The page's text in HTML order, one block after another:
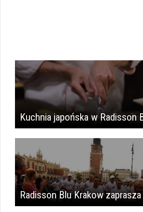
Kuchnia japońska w Radisson
Radisson Blu Krakow